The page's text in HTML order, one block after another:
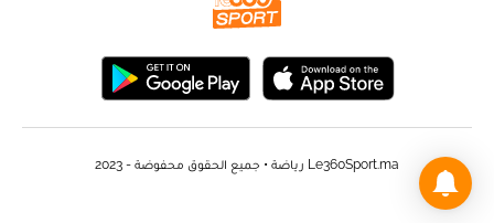
Le360Sport.ma رياضة • جميع الحقوق محفوضة - 2023